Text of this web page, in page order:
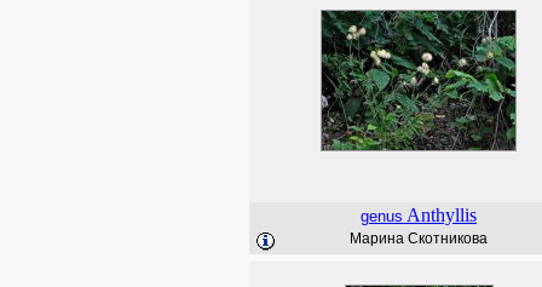
genus Anthyllis
Марина Скотникова